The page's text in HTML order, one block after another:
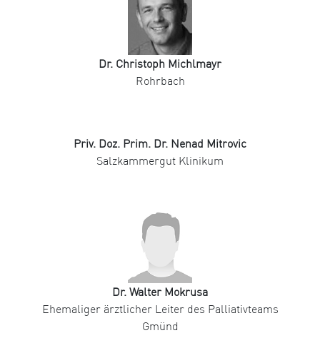
Dr. Christoph Michlmayr
Rohrbach
Priv. Doz. Prim. Dr. Nenad Mitrovic
Salzkammergut Klinikum
Dr. Walter Mokrusa
Ehemaliger ärztlicher Leiter des Palliativteams
Gmünd